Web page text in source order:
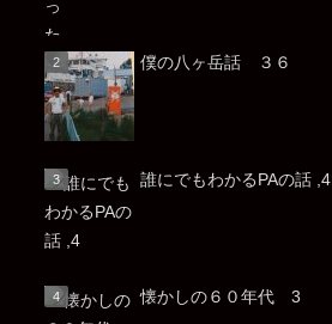
僕の八ヶ岳話 ３６
誰にでもわかるPAの話 ,4
懐かしの６０年代 3